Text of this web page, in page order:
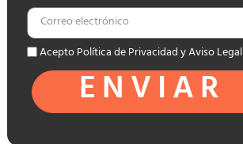
Acepto Política de Privacidad y Aviso Legal
ENVIAR